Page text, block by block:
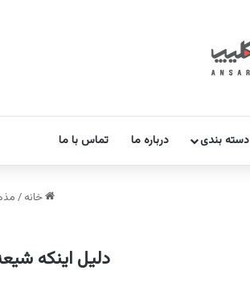
دسته بندی درباره ما تماس با ما
خانه /
دلیل اینکه